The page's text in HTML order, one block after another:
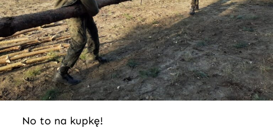
No to na kupkę!